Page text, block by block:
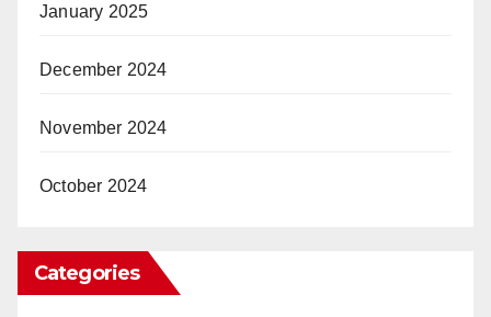
January 2025
December 2024
November 2024
October 2024
Categories